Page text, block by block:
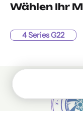
Wählen Ihr
4 Series G22